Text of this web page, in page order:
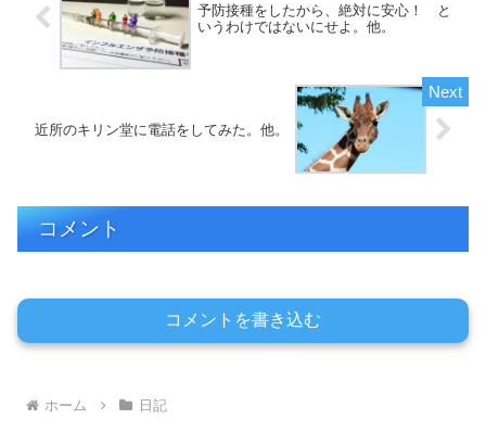
予防接種をしたから、絶対に安心！ と
いうわけではないにせよ。他。
近所のキリン堂に電話をしてみた。他。
コメント
コメントを書き込む
ホーム 日記